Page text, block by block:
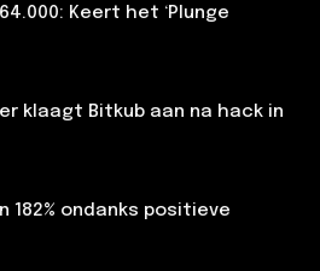
Keert het ‘Plunge
klaagt Bitkub aan na hack in
182% ondanks positieve